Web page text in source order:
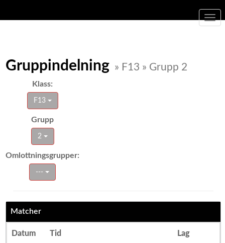
Gruppindelning » F13 » Grupp 2
Klass:
F13
Grupp
2
Omlottningsgrupper:
---
Matcher
Datum Tid Lag